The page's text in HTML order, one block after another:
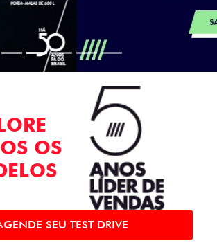
OS
SEU TEST DRIVE